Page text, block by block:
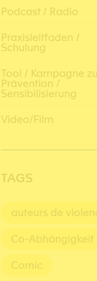
Podcast / Radio
Praxisleitfaden /
Schulung
Tool / Kampagne
Prävention /
Sensibilisierung
Video/Film
TAGS
auteurs de
Co-Abhängigkeit
Comic